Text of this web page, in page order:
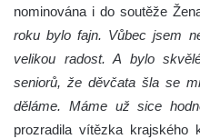
nominována i do soutěže
roku bylo fajn. Vůbec jsem
velikou radost. A bylo
seniorů, že děvčata šla se
děláme. Máme už sice
prozradila vítězka krajského